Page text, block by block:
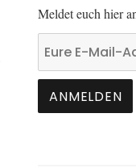
Meldet euch hier